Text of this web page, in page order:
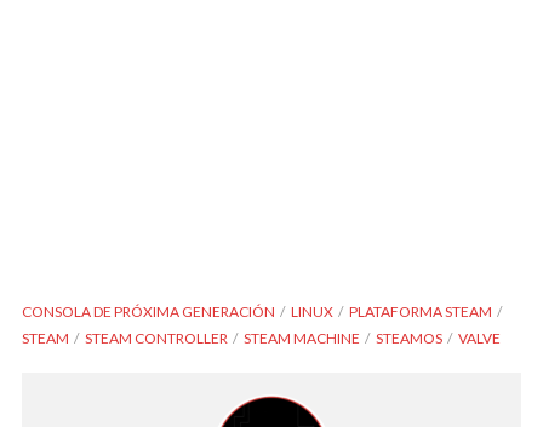
CONSOLA DE PRÓXIMA GENERACIÓN LINUX
PLATAFORMA STEAM
STEAM
STEAM CONTROLLER STEAM MACHINE STEAMOS VALVE